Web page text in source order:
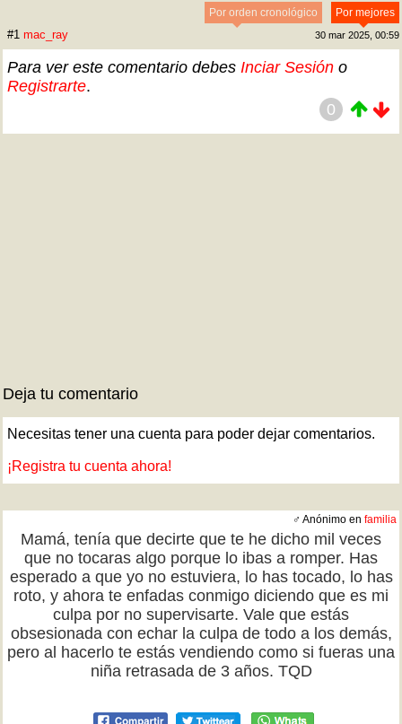
Por mejores
Por orden cronológico
#1 mac_ray 30 mar 2025, 00:59
Para ver este comentario debes Inciar Sesión o
Registrarte.
0
Deja tu comentario
Necesitas tener una cuenta para poder dejar comentarios.
¡Registra tu cuenta ahora!
♂ Anónimo en familia
Mamá, tenía que decirte que te he dicho mil veces
que no tocaras algo porque lo ibas a romper. Has
esperado a que yo no estuviera, lo has tocado, lo has
roto, y ahora te enfadas conmigo diciendo que es mi
culpa por no supervisarte. Vale que estás
obsesionada con echar la culpa de todo a los demás,
pero al hacerlo te estás vendiendo como si fueras una
niña retrasada de 3 años. TQD